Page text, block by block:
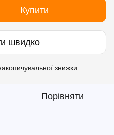
Купити
швидко
знижки
Порівняти